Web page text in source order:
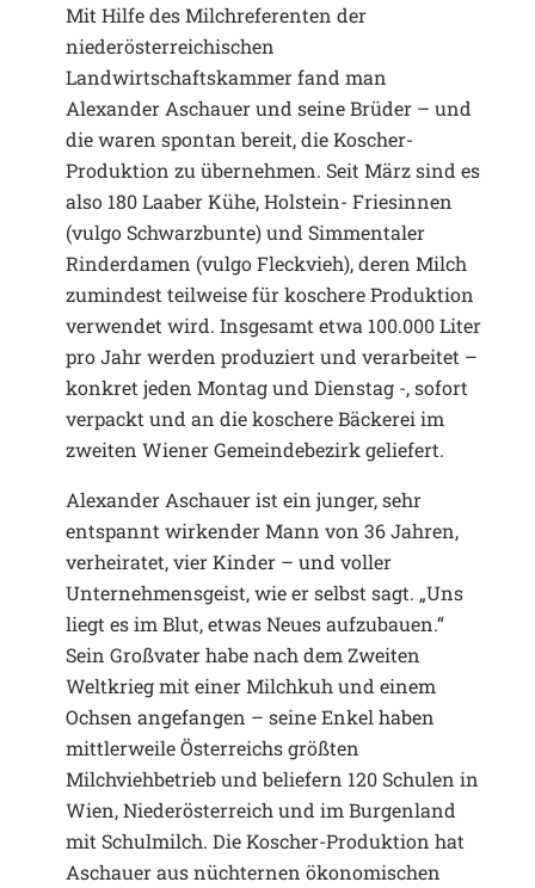
Mit Hilfe des Milchreferenten der
niederösterreichischen
Landwirtschaftskammer fand man
Alexander Aschauer und seine Brüder – und
die waren spontan bereit, die Koscher-
Produktion zu übernehmen. Seit März sind es
also 180 Laaber Kühe, Holstein- Friesinnen
(vulgo Schwarzbunte) und Simmentaler
Rinderdamen (vulgo Fleckvieh), deren Milch
zumindest teilweise für koschere Produktion
verwendet wird. Insgesamt etwa 100.000 Liter
pro Jahr werden produziert und verarbeitet –
konkret jeden Montag und Dienstag -, sofort
verpackt und an die koschere Bäckerei im
zweiten Wiener Gemeindebezirk geliefert.
Alexander Aschauer ist ein junger, sehr
entspannt wirkender Mann von 36 Jahren,
verheiratet, vier Kinder – und voller
Unternehmensgeist, wie er selbst sagt. „Uns
liegt es im Blut, etwas Neues aufzubauen.“
Sein Großvater habe nach dem Zweiten
Weltkrieg mit einer Milchkuh und einem
Ochsen angefangen – seine Enkel haben
mittlerweile Österreichs größten
Milchviehbetrieb und beliefern 120 Schulen in
Wien, Niederösterreich und im Burgenland
mit Schulmilch. Die Koscher-Produktion hat
Aschauer aus nüchternen ökonomischen